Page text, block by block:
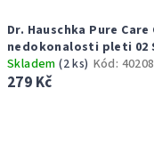
Dr. Hauschka Pure
nedokonalosti pleti 02
Skladem(2 ks) Kód:
279 Kč